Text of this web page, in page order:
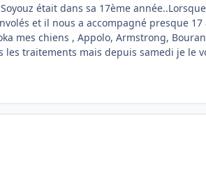
était dans sa 17ème
et il nous a accompagné presque 17
mes chiens , Appolo, Armstrong,
traitements mais depuis samedi je le